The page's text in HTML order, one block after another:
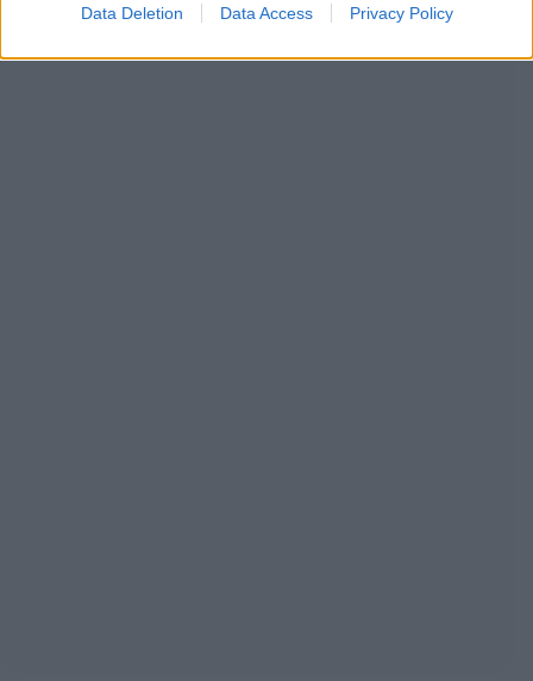
Data Deletion Data Access Privacy Policy